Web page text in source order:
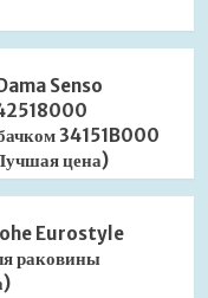
Senso
34151B000
цена)
Eurostyle
раковины